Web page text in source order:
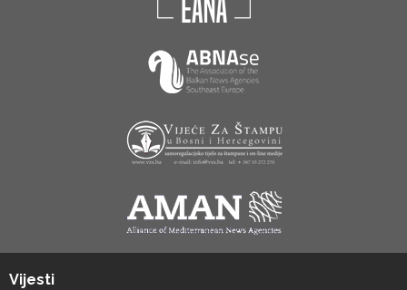
Vijesti